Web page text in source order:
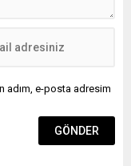
adım, e-posta adresim